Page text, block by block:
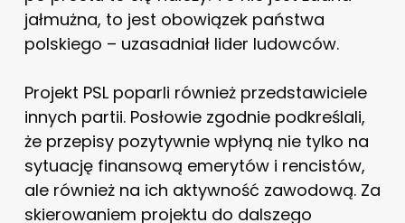
jałmużna, to jest obowiązek państwa
polskiego – uzasadniał lider ludowców.
Projekt PSL poparli również przedstawiciele
innych partii. Posłowie zgodnie podkreślali,
że przepisy pozytywnie wpłyną nie tylko na
sytuację finansową emerytów i rencistów,
ale również na ich aktywność zawodową. Za
skierowaniem projektu do dalszego